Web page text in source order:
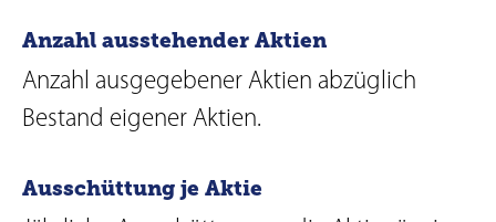
Anzahl ausstehender Aktien
Anzahl ausgegebener Aktien abzüglich
Bestand eigener Aktien.
Ausschüttung je Aktie